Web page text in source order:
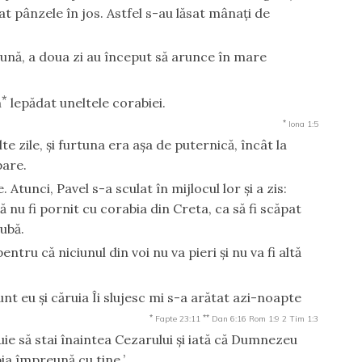
pânzele în jos. Astfel s-au lăsat mânaţi de
a doua zi au început să arunce în mare
* lepădat uneltele corabiei.
* Iona 1:5
zile, şi furtuna era aşa de puternică, încât la
Atunci, Pavel s-a sculat în mijlocul lor şi a zis:
nu fi pornit cu corabia din Creta, ca să fi scăpat
că niciunul din voi nu va pieri şi nu va fi altă
eu şi căruia Îi slujesc mi s-a arătat azi-noapte
* Fapte 23:11 ** Dan 6:16 Rom 1:9 2 Tim 1:3
să stai înaintea Cezarului şi iată că Dumnezeu